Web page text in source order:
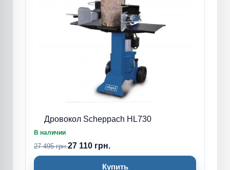
Дровокол Scheppach HL730
В наличии
27 495 грн.27 110 грн.
Купить